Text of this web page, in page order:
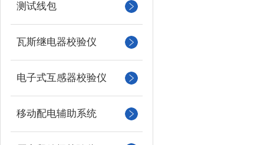
测试线包
瓦斯继电器校验仪
电子式互感器校验仪
移动配电辅助系统